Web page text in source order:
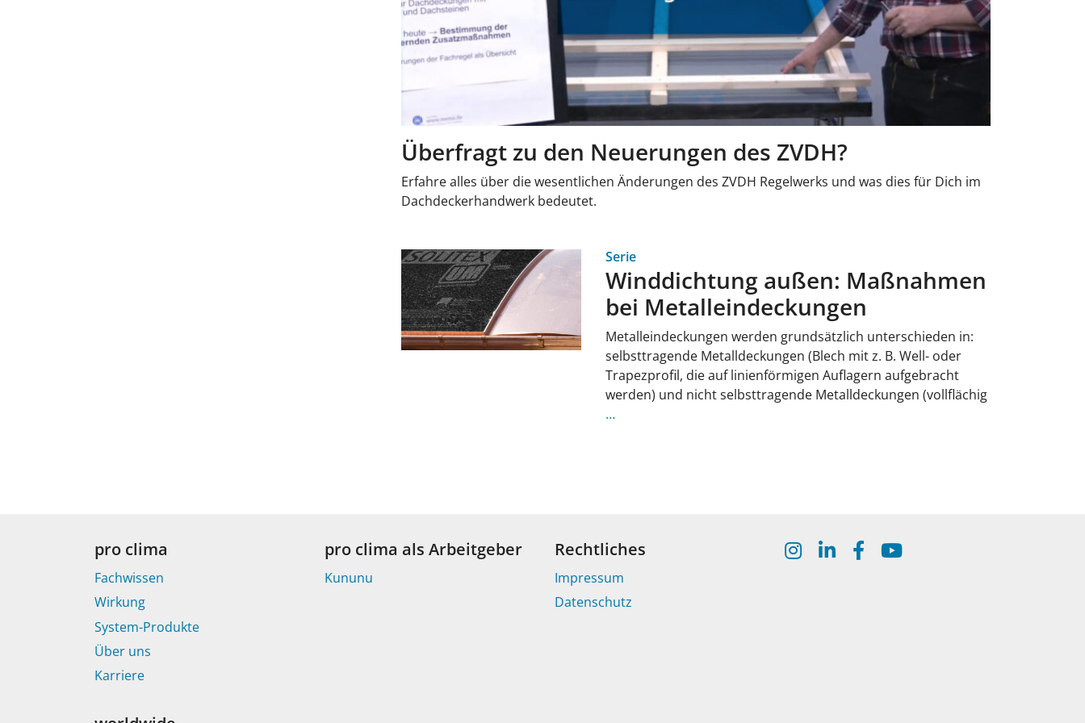
Überfragt zu den Neuerungen des ZVDH?
Erfahre alles über die wesentlichen Änderungen des ZVDH Regelwerks und was dies für Dich im
Dachdeckerhandwerk bedeutet.
Serie
Winddichtung außen: Maßnahmen
bei Metalleindeckungen
Metalleindeckungen werden grundsätzlich unterschieden in:
selbsttragende Metalldeckungen (Blech mit z. B. Well-­ oder
Trapezprofil, die auf linienförmigen Auflagern aufgebracht
werden) und nicht selbsttragende Metalldeckungen (vollflächig
…
pro clima
Fachwissen
Wirkung
System-Produkte
Über uns
Karriere
pro clima als Arbeitgeber
Kununu
Rechtliches
Impressum
Datenschutz